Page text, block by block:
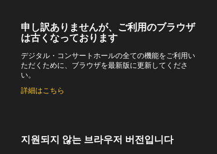
申し訳ありませんが、ご利用のブラウザ
は古くなっております
デジタル・コンサートホールの全ての機能をご利用い
ただくために、ブラウザを最新版に更新してくださ
い。
詳細はこちら
지원되지 않는 브라우저 버전입니다